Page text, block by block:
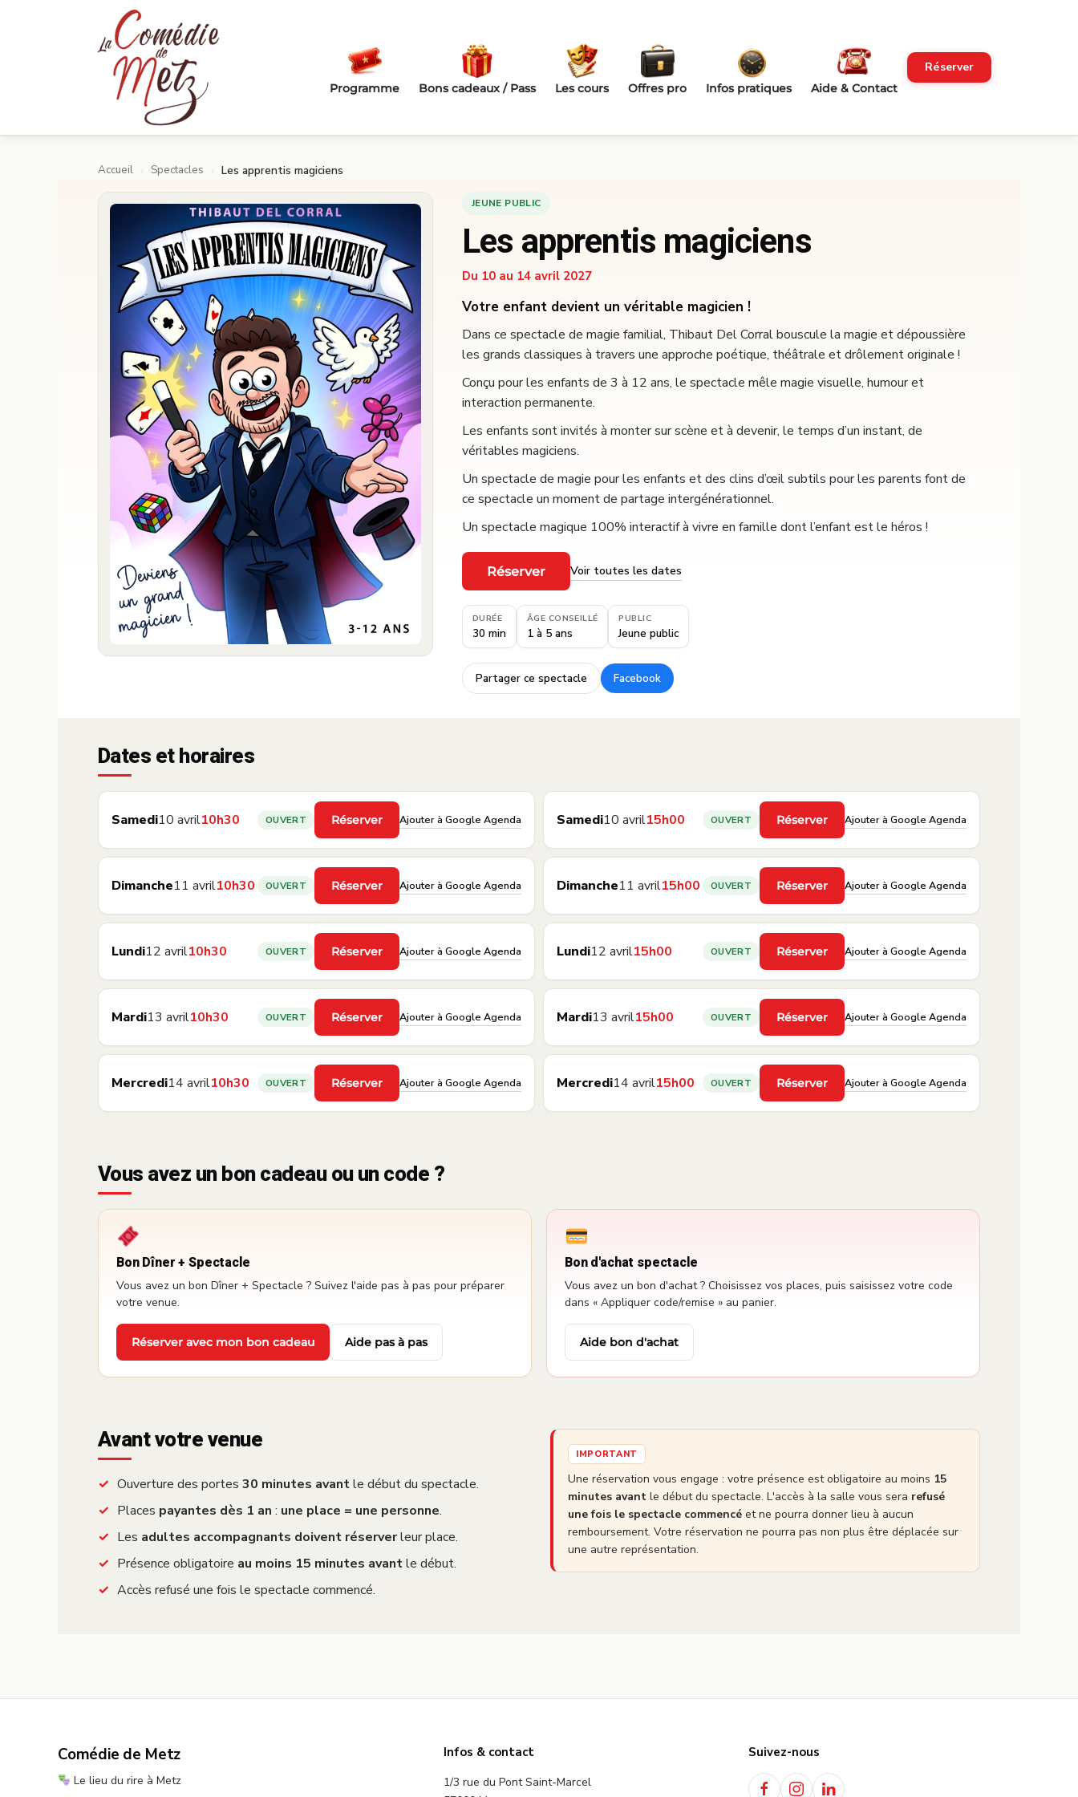
Passer au contenu principal
Programme Bons cadeaux / Pass Les cours Offres pro Infos pratiques Aide & Contact
Réserver
Accueil Spectacles Les apprentis magiciens
JEUNE PUBLIC
Les apprentis magiciens
Du 10 au 14 avril 2027
Votre enfant devient un véritable magicien !
Dans ce spectacle de magie familial, Thibaut Del Corral bouscule la magie et dépoussière
les grands classiques à travers une approche poétique, théâtrale et drôlement originale !
Conçu pour les enfants de 3 à 12 ans, le spectacle mêle magie visuelle, humour et
interaction permanente.
Les enfants sont invités à monter sur scène et à devenir, le temps d’un instant, de
véritables magiciens.
Un spectacle de magie pour les enfants et des clins d’œil subtils pour les parents font de
ce spectacle un moment de partage intergénérationnel.
Un spectacle magique 100% interactif à vivre en famille dont l’enfant est le héros !
Réserver
·
Voir toutes les dates
DURÉE
30 min
ÂGE CONSEILLÉ
1 à 5 ans
PUBLIC
Jeune public
Partager ce spectacle
·
Facebook
Dates et horaires
Samedi10 avril10h30 OUVERT Réserver
·
Ajouter à Google Agenda Samedi10 avril15h00 OUVERT Réserver
·
Ajouter à Google Agenda
Dimanche11 avril10h30 OUVERT Réserver
·
Ajouter à Google Agenda Dimanche11 avril15h00 OUVERT Réserver
·
Ajouter à Google Agenda
Lundi12 avril10h30 OUVERT Réserver
·
Ajouter à Google Agenda Lundi12 avril15h00 OUVERT Réserver
·
Ajouter à Google Agenda
Mardi13 avril10h30 OUVERT Réserver
·
Ajouter à Google Agenda Mardi13 avril15h00 OUVERT Réserver
·
Ajouter à Google Agenda
Mercredi14 avril10h30 OUVERT Réserver
·
Ajouter à Google Agenda Mercredi14 avril15h00 OUVERT Réserver
·
Ajouter à Google Agenda
Vous avez un bon cadeau ou un code ?
Bon Dîner + Spectacle
Vous avez un bon Dîner + Spectacle ? Suivez l'aide pas à pas pour préparer
votre venue.
Réserver avec mon bon cadeau
·
Aide pas à pas
Bon d'achat spectacle
Vous avez un bon d'achat ? Choisissez vos places, puis saisissez votre code
dans « Appliquer code/remise » au panier.
Aide bon d'achat
Avant votre venue
Ouverture des portes 30 minutes avantle début du spectacle.
Places payantes dès 1 an : une place = une personne.
Les adultes accompagnants doivent réserverleur place.
Présence obligatoire au moins 15 minutes avantle début.
Accès refusé une fois le spectacle commencé.
IMPORTANT
Une réservation vous engage : votre présence est obligatoire au moins 15
minutes avant le début du spectacle. L'accès à la salle vous sera refusé
une fois le spectacle commencé et ne pourra donner lieu à aucun
remboursement. Votre réservation ne pourra pas non plus être déplacée sur
une autre représentation.
Comédie de Metz
Le lieu du rire à Metz
Infos & contact
1/3 rue du Pont Saint-Marcel
Suivez-nous